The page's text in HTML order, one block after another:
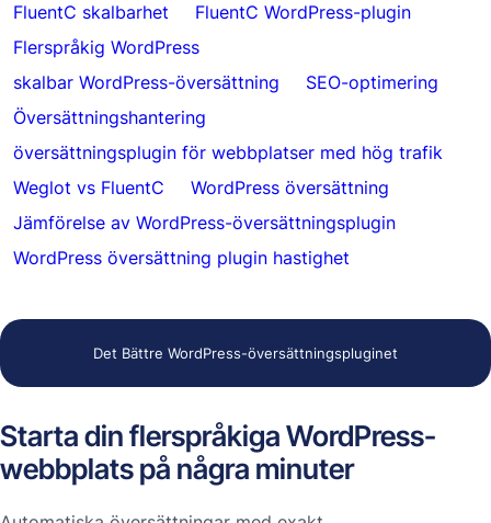
FluentC skalbarhet
FluentC WordPress-plugin
Flerspråkig WordPress
skalbar WordPress-översättning
SEO-optimering
Översättningshantering
översättningsplugin för webbplatser med hög trafik
Weglot vs FluentC
WordPress översättning
Jämförelse av WordPress-översättningsplugin
WordPress översättning plugin hastighet
Det Bättre WordPress-översättningspluginet
Starta din flerspråkiga WordPress-
webbplats på några minuter